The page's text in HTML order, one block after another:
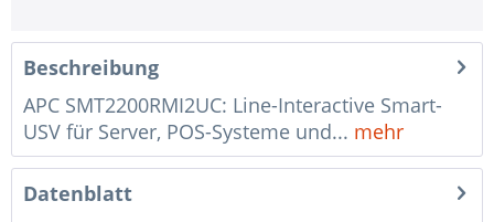
Beschreibung
APC SMT2200RMI2UC: Line-Interactive Smart-
USV für Server, POS-Systeme und... mehr
Datenblatt